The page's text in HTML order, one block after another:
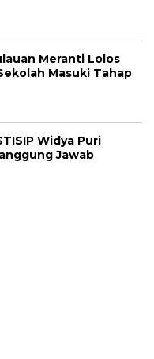
Meranti Lolos
Masuki Tahap
Widya Puri
Jawab